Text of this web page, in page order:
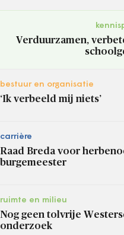
Verduurzamen,
bestuur en organisatie
‘Ik verbeeld mij niets’
carrière
Raad Breda voor
burgemeester
ruimte en milieu
Nog geen tolvrije
onderzoek